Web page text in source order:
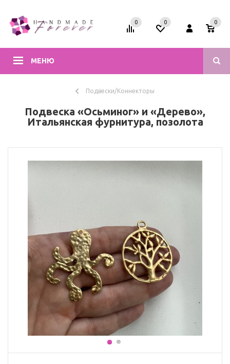
МЕНЮ
0 0 0
Подвески/Коннекторы
Подвеска «Осьминог» и «Дерево»,
Итальянская фурнитура, позолота